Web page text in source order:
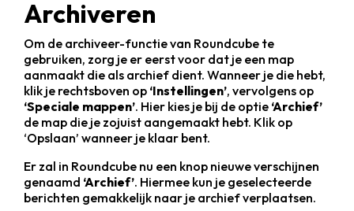
Archiveren
Om de archiveer-functie van Roundcube te
gebruiken, zorg je er eerst voor dat je een map
aanmaakt die als archief dient. Wanneer je die hebt,
klik je rechtsboven op ‘Instellingen’, vervolgens op
‘Speciale mappen’. Hier kies je bij de optie ‘Archief’
de map die je zojuist aangemaakt hebt. Klik op
‘Opslaan’ wanneer je klaar bent.
Er zal in Roundcube nu een knop nieuwe verschijnen
genaamd ‘Archief’. Hiermee kun je geselecteerde
berichten gemakkelijk naar je archief verplaatsen.